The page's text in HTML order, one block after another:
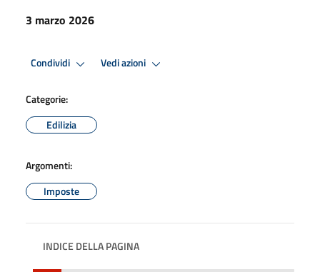
3 marzo 2026
Condividi Vedi azioni
Categorie:
Edilizia
Argomenti:
Imposte
INDICE DELLA PAGINA